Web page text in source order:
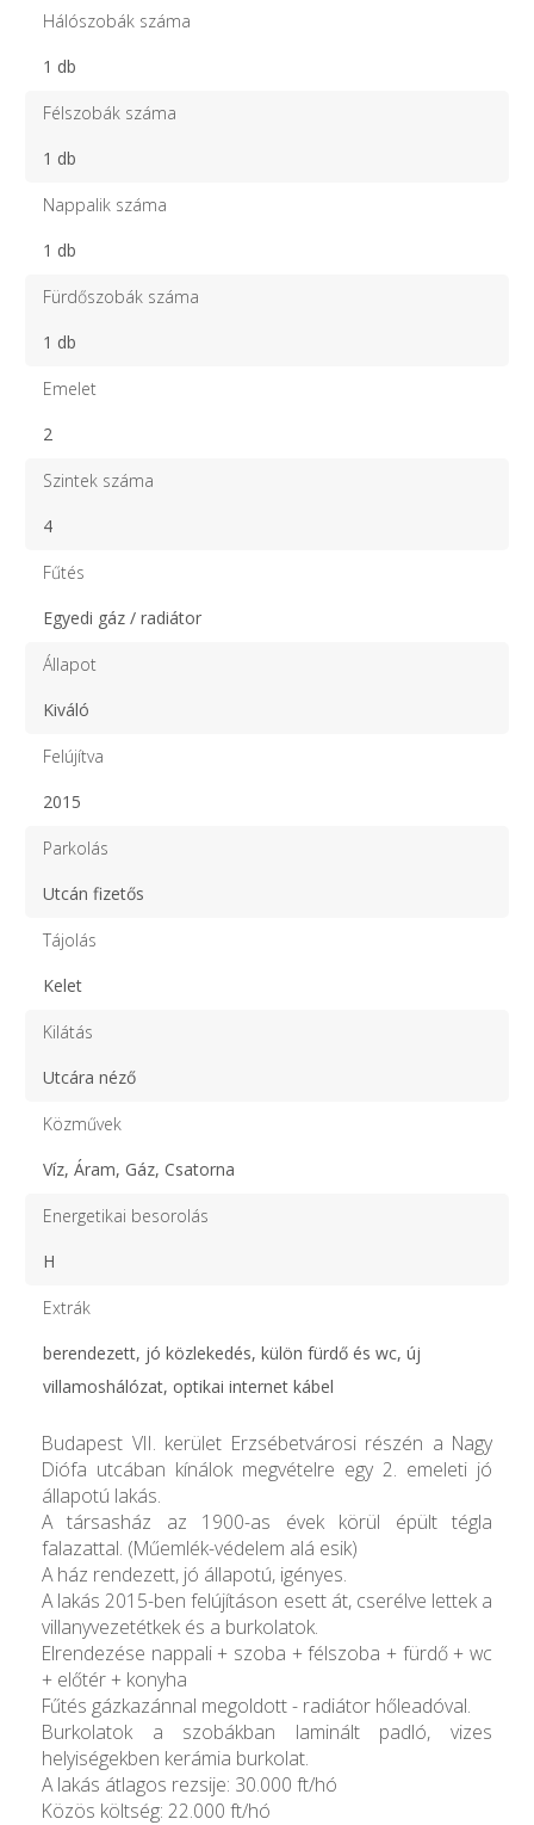
Hálószobák száma
1 db
Félszobák száma
1 db
Nappalik száma
1 db
Fürdőszobák száma
1 db
Emelet
2
Szintek száma
4
Fűtés
Egyedi gáz / radiátor
Állapot
Kiváló
Felújítva
2015
Parkolás
Utcán fizetős
Tájolás
Kelet
Kilátás
Utcára néző
Közművek
Víz, Áram, Gáz, Csatorna
Energetikai besorolás
H
Extrák
berendezett, jó közlekedés, külön fürdő és wc, új
villamoshálózat, optikai internet kábel
Budapest VII. kerület Erzsébetvárosi részén a Nagy
Diófa utcában kínálok megvételre egy 2. emeleti jó
állapotú lakás.
A társasház az 1900-as évek körül épült tégla
falazattal. (Műemlék-védelem alá esik)
A ház rendezett, jó állapotú, igényes.
A lakás 2015-ben felújításon esett át, cserélve lettek a
villanyvezetétkek és a burkolatok.
Elrendezése nappali + szoba + félszoba + fürdő + wc
+ előtér + konyha
Fűtés gázkazánnal megoldott - radiátor hőleadóval.
Burkolatok a szobákban laminált padló, vizes
helyiségekben kerámia burkolat.
A lakás átlagos rezsije: 30.000 ft/hó
Közös költség: 22.000 ft/hó